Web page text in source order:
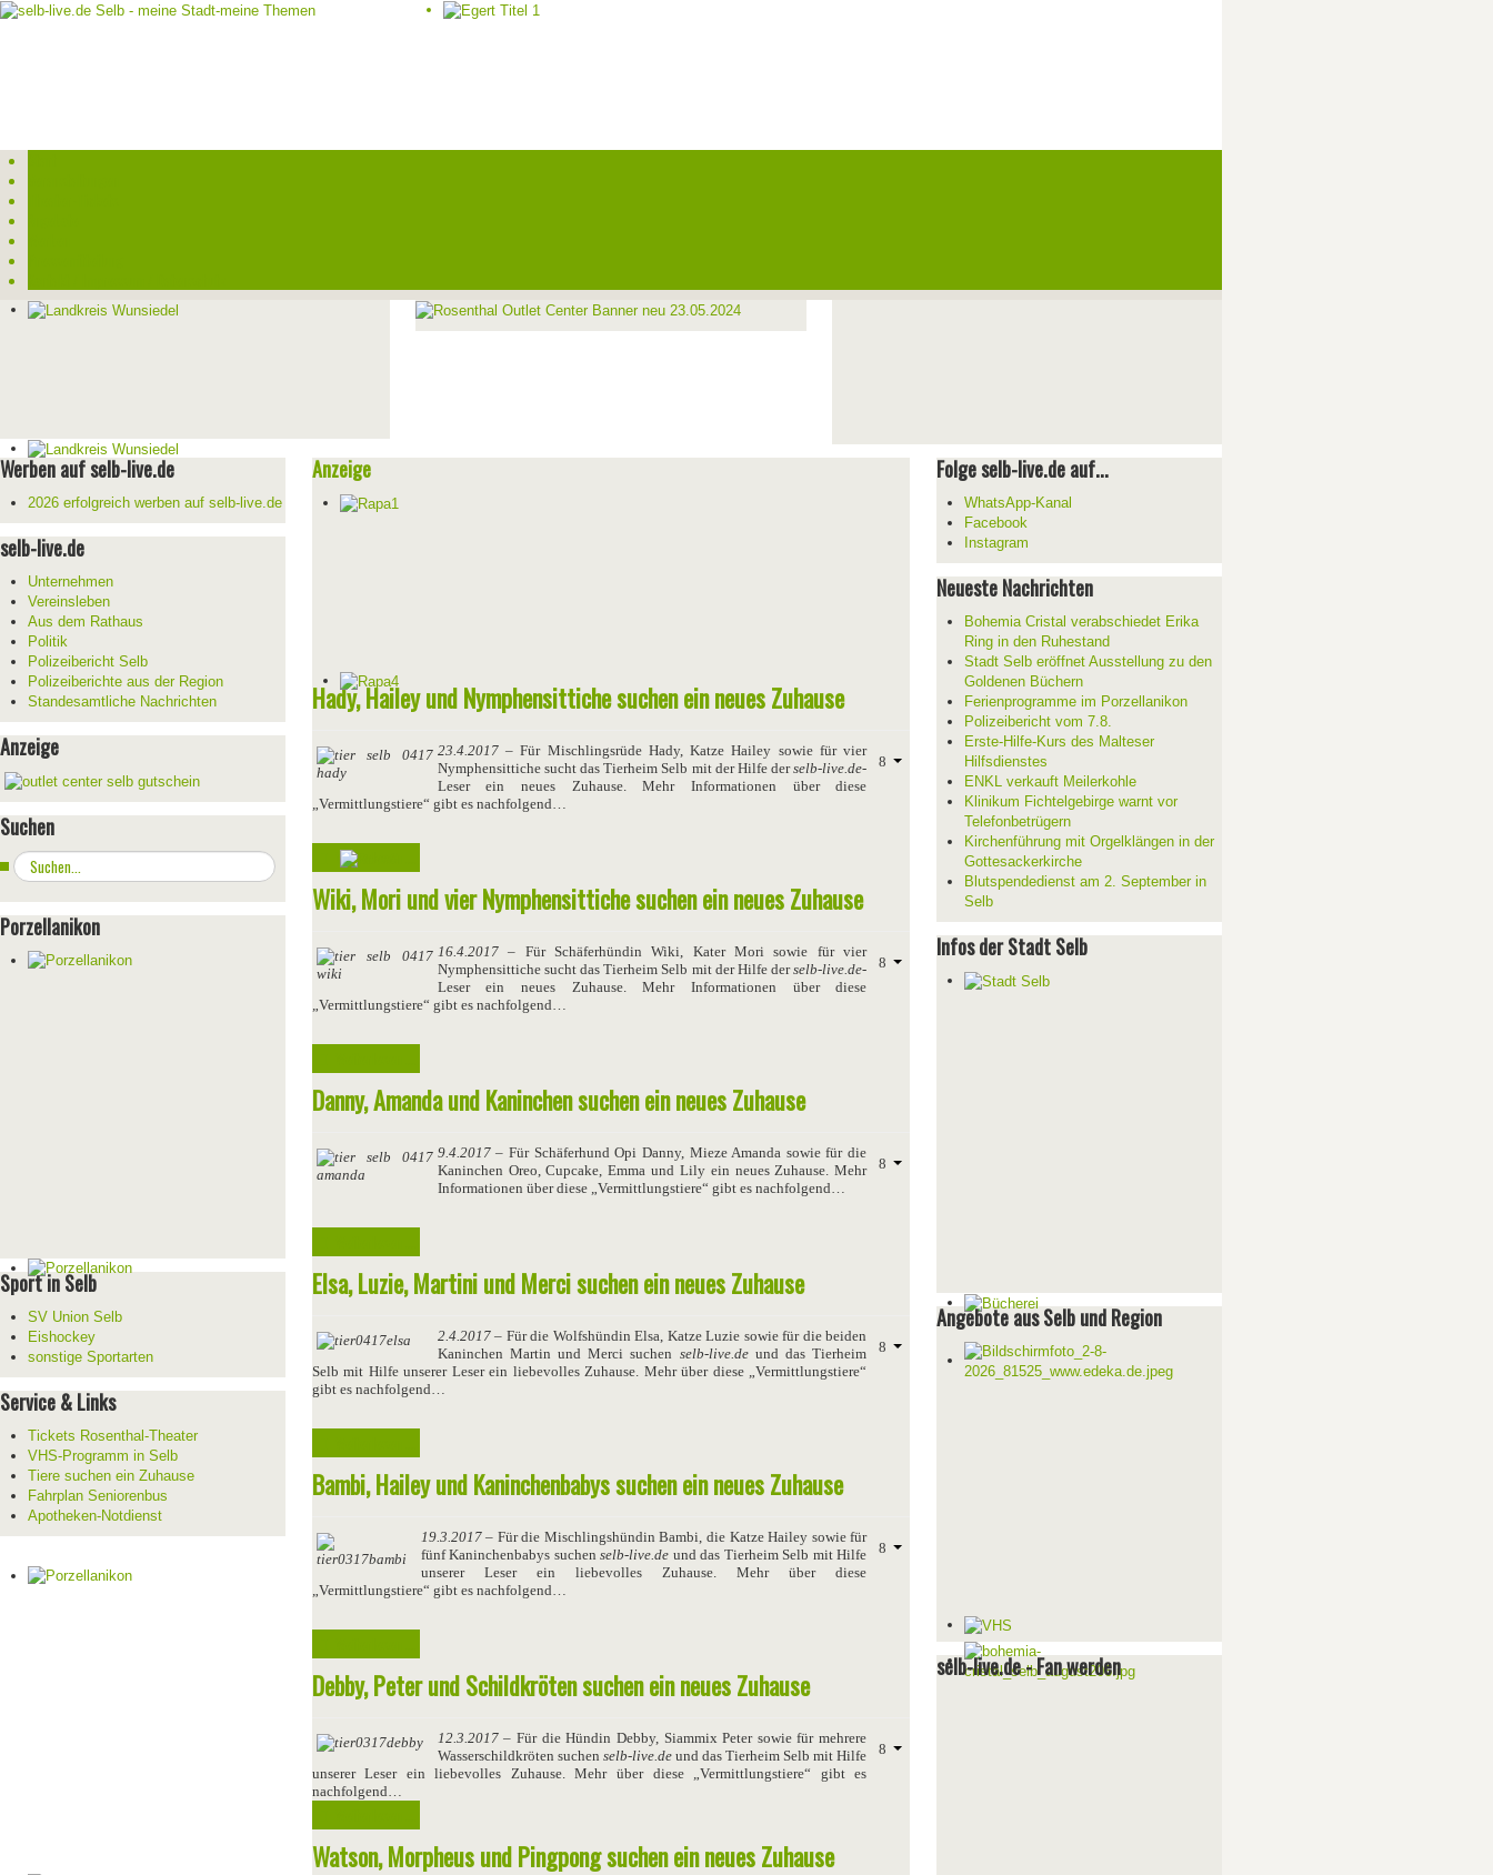
Werben auf selb-live.de
2026 erfolgreich werben auf selb-live.de
selb-live.de
Unternehmen
Vereinsleben
Aus dem Rathaus
Politik
Polizeibericht Selb
Polizeiberichte aus der Region
Standesamtliche Nachrichten
Anzeige
Suchen
Suchen
...
Porzellanikon
Sport in Selb
SV Union Selb
Eishockey
sonstige Sportarten
Service & Links
Tickets Rosenthal-Theater
VHS-Programm in Selb
Tiere suchen ein Zuhause
Fahrplan Seniorenbus
Apotheken-Notdienst
Anzeige
Hady, Hailey und Nymphensittiche suchen ein neues Zuhause
23.4.2017– Für Mischlingsrüde Hady, Katze Hailey sowie für vier
Nymphensittiche sucht das Tierheim Selb mit der Hilfe derselb-live.de-
Leser ein neues Zuhause. Mehr Informationen über diese
„Vermittlungstiere“ gibt es nachfolgend…
Weiterlesen ...
Wiki, Mori und vier Nymphensittiche suchen ein neues Zuhause
16.4.2017– Für Schäferhündin Wiki, Kater Mori sowie für vier
Nymphensittiche sucht das Tierheim Selb mit der Hilfe derselb-live.de-
Leser ein neues Zuhause. Mehr Informationen über diese
„Vermittlungstiere“ gibt es nachfolgend…
Danny, Amanda und Kaninchen suchen ein neues Zuhause
9.4.2017– Für Schäferhund Opi Danny, Mieze Amanda sowie für die
Kaninchen Oreo, Cupcake, Emma und Lily ein neues Zuhause. Mehr
Informationen über diese „Vermittlungstiere“ gibt es nachfolgend…
Elsa, Luzie, Martini und Merci suchen ein neues Zuhause
2.4.2017– Für die Wolfshündin Elsa, Katze Luzie sowie für die beiden
Kaninchen Martin und Merci suchen selb-live.deund das Tierheim
Selb mit Hilfe unserer Leser ein liebevolles Zuhause. Mehr über diese „Vermittlungstiere“
gibt es nachfolgend…
Bambi, Hailey und Kaninchenbabys suchen ein neues Zuhause
19.3.2017– Für die Mischlingshündin Bambi, die Katze Hailey sowie für
fünf Kaninchenbabys suchenselb-live.de und das Tierheim Selb mit Hilfe
unserer Leser ein liebevolles Zuhause. Mehr über diese
„Vermittlungstiere“ gibt es nachfolgend…
Debby, Peter und Schildkröten suchen ein neues Zuhause
12.3.2017– Für die Hündin Debby, Siammix Peter sowie für mehrere
Wasserschildkröten suchen selb-live.deund das Tierheim Selb mit Hilfe
unserer Leser ein liebevolles Zuhause. Mehr über diese „Vermittlungstiere“ gibt es
nachfolgend…
Watson, Morpheus und Pingpong suchen ein neues Zuhause
Folge selb-live.de auf...
WhatsApp-Kanal
Facebook
Instagram
Neueste Nachrichten
Bohemia Cristal verabschiedet Erika
Ring in den Ruhestand
Stadt Selb eröffnet Ausstellung zu den
Goldenen Büchern
Ferienprogramme im Porzellanikon
Polizeibericht vom 7.8.
Erste-Hilfe-Kurs des Malteser
Hilfsdienstes
ENKL verkauft Meilerkohle
Klinikum Fichtelgebirge warnt vor
Telefonbetrügern
Kirchenführung mit Orgelklängen in der
Gottesackerkirche
Blutspendedienst am 2. September in
Selb
Infos der Stadt Selb
Angebote aus Selb und Region
selb-live.de - Fan werden